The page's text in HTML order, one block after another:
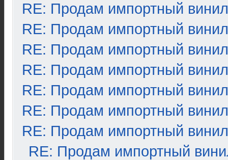
RE: Продам импортный винил
RE: Продам импортный винил
RE: Продам импортный винил
RE: Продам импортный винил
RE: Продам импортный винил
RE: Продам импортный винил
RE: Продам импортный винил
RE: Продам импортный